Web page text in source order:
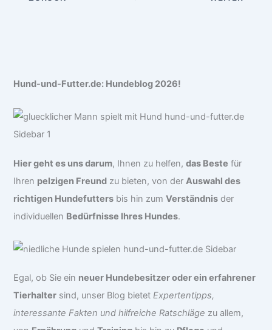
Hund-und-Futter.de: Hundeblog 2026!
Hier geht es uns darum, Ihnen zu helfen,das Beste für
Ihren pelzigen Freund zu bieten, von derAuswahl des
richtigen Hundefutters bis hin zumVerständnis der
individuellen Bedürfnisse Ihres Hundes.
Egal, ob Sie ein neuer Hundebesitzer oder ein erfahrener
Tierhalter sind, unser Blog bietetExpertentipps,
interessante Fakten und hilfreiche Ratschläge zu allem,